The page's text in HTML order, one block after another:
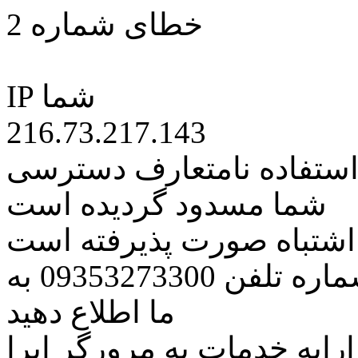
خطای شماره 2
IP شما
216.73.217.143
نامتعارف دسترسی
شما مسدود گردیده است
اشتباه صورت پذیرفته است
مراتب این مسئله را از طریق شماره تلفن 09353273300 به
ما اطلاع دهید
خدمات به مرورگر اپرا